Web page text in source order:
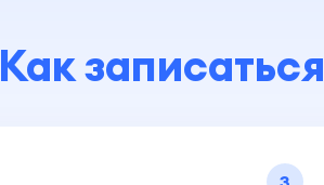
Как записаться